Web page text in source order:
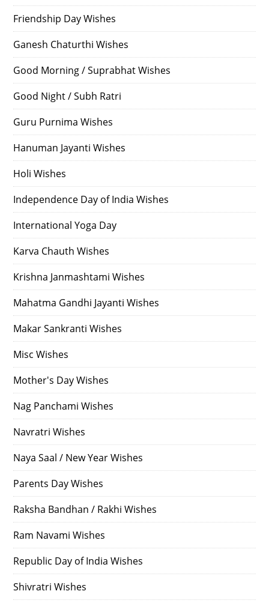
Friendship Day Wishes
Ganesh Chaturthi Wishes
Good Morning / Suprabhat Wishes
Good Night / Subh Ratri
Guru Purnima Wishes
Hanuman Jayanti Wishes
Holi Wishes
Independence Day of India Wishes
International Yoga Day
Karva Chauth Wishes
Krishna Janmashtami Wishes
Mahatma Gandhi Jayanti Wishes
Makar Sankranti Wishes
Misc Wishes
Mother's Day Wishes
Nag Panchami Wishes
Navratri Wishes
Naya Saal / New Year Wishes
Parents Day Wishes
Raksha Bandhan / Rakhi Wishes
Ram Navami Wishes
Republic Day of India Wishes
Shivratri Wishes